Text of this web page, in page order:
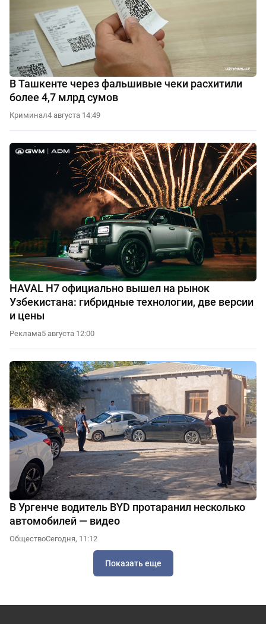
В Ташкенте через фальшивые чеки расхитили
более 4,7 млрд сумов
Криминал4 августа 14:49
HAVAL H7 официально вышел на рынок
Узбекистана: гибридные технологии, две версии
и цены
Реклама5 августа 12:00
В Ургенче водитель BYD протаранил несколько
автомобилей — видео
ОбществоСегодня, 11:12
Показать еще